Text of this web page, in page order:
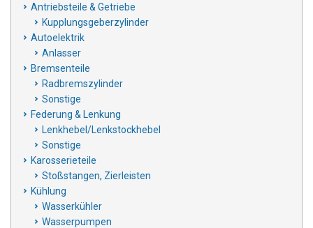
Antriebsteile & Getriebe
Kupplungsgeberzylinder
Autoelektrik
Anlasser
Bremsenteile
Radbremszylinder
Sonstige
Federung & Lenkung
Lenkhebel/Lenkstockhebel
Sonstige
Karosserieteile
Stoßstangen, Zierleisten
Kühlung
Wasserkühler
Wasserpumpen